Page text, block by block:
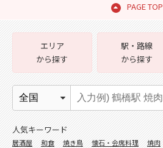
PAGE TOP
エリア
から探す
駅・路線
から探す
人気キーワード
居酒屋 和食 焼き鳥 懐石・会席料理 焼肉